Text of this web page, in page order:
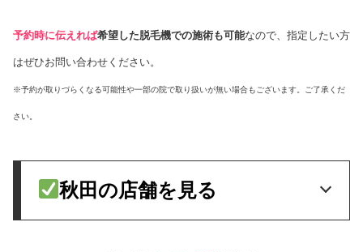
予約時に伝えれば希望した脱毛機での施術も可能なので、指定したい方
はぜひお問い合わせください。
※予約が取りづらくなる可能性や一部の院で取り扱いが無い場合もございます。ご了承くだ
さい。
秋田の店舗を見る